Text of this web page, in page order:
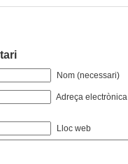
Nom (necessari)
Adreça
Lloc web